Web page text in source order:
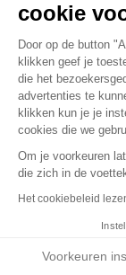
cookie
Door op de button
klikken geef je
die het
advertenties te
klikken kun je je
cookies die we
Om je voorkeuren
die zich in de
Het cookiebeleid
Voorkeuren